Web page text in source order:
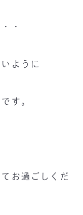
・
ように
す。
お過ごしくだ